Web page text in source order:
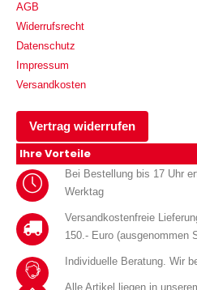
AGB
Widerrufsrecht
Datenschutz
Impressum
Versandkosten
Vertrag widerrufen
Ihre Vorteile
Bei Bestellung bis 17 Uhr
Werktag
Versandkostenfreie
150.- Euro (ausgenommen
Individuelle Beratung. Wir
Alle Artikel liegen in